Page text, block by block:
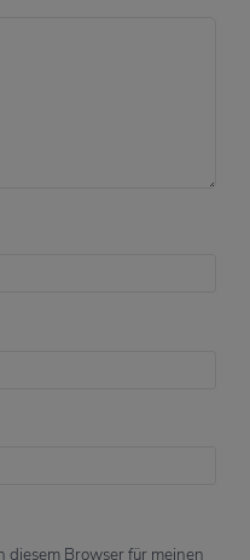
diesem Browser für meinen